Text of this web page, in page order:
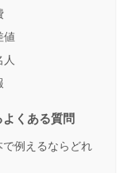
値
くある質問
例えるならどれ